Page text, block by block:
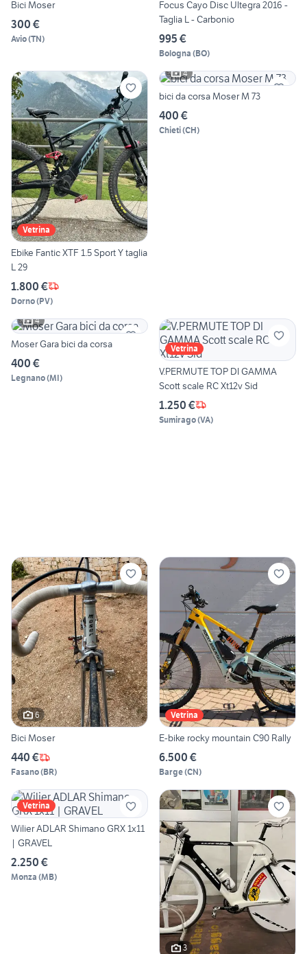
Bici Moser
300 €
Avio(TN)
Focus Cayo Disc Ultegra 2016 -
Taglia L - Carbonio
995 €
Bologna (BO)
Vetrina
Ebike Fantic XTF 1.5 Sport Y taglia
L 29
1.800 €
Dorno(PV)
4
bici da corsa Moser M 73
400 €
Chieti(CH)
4
Moser Gara bici da corsa
400 €
Legnano(MI)
Vetrina
V.PERMUTE TOP DI GAMMA
Scott scale RC Xt12v Sid
1.250 €
Sumirago(VA)
6
Bici Moser
440 €
Fasano(BR)
Vetrina
E-bike rocky mountain C90 Rally
6.500 €
Barge(CN)
Vetrina
Wilier ADLAR Shimano GRX 1x11
| GRAVEL
2.250 €
Monza (MB)
3